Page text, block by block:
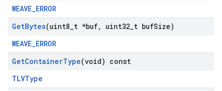
WEAVE_ERROR
GetBytes(uint8 t *buf, uint32 t bufSize)
WEAVE_ERROR
GetContainerType(void) const
TLVType